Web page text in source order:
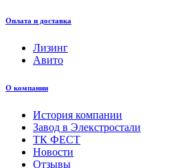
Оплата и доставка
Лизинг
Авито
О компании
История компании
Завод в Элекстростали
ТК ФЕСТ
Новости
Отзывы